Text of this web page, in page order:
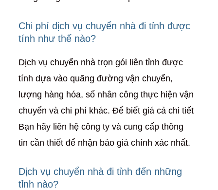
Chi phí dịch vụ chuyển nhà đi tỉnh được
tính như thế nào?
Dịch vụ chuyển nhà trọn gói liên tỉnh được
tính dựa vào quãng đường vận chuyển,
lượng hàng hóa, số nhân công thực hiện vận
chuyển và chi phí khác. Để biết giá cả chi tiết
Bạn hãy liên hệ công ty và cung cấp thông
tin cần thiết để nhận báo giá chính xác nhất.
Dịch vụ chuyển nhà đi tỉnh đến những
tỉnh nào?